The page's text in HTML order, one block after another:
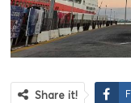
Share it!